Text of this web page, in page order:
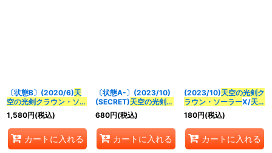
〔状態B〕(2020/6)天
空の光剣クラウン・ソー
ラー【CP】{BS51-
CP04}《白》
1,580円(税込)
カートに入れる
〔状態A-〕(2023/10)
(SECRET)天空の光剣ク
ラウン・ソーラー
の光剣クラウン・ソーラ
ーX-転醒化身-(BSC41
収録)【転醒X-SEC】
{BS58-TCP02a/BS58-
680円(税込)
カートに入れる
(2023/10)天空の光剣ク
ラウン・ソーラーX/天空
の光剣クラウン・ソーラ
ーX-転醒化身-(BSC41
収録)【転醒X】{BS58-
TCP02a/BS58-
TCP02b}《白》
180円(税込)
カートに入れる